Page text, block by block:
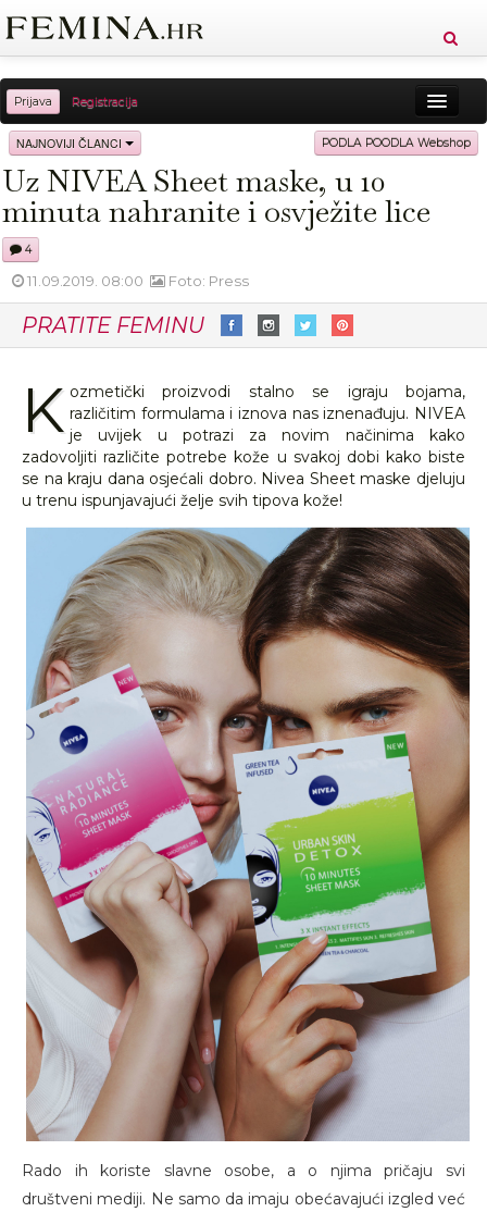
Prijava Registracija
Sreća Zdravlje Vitkost
Moda Ljubav Relax Putovanja Recepti
NAJNOVIJI ČLANCI PODLA POODLA Webshop
Uz NIVEA Sheet maske, u 10
minuta nahranite i osvježite lice
4
11.09.2019. 08:00 Foto: Press
PRATITE FEMINU
K ozmetički proizvodi stalno se igraju bojama,
različitim formulama i iznova nas iznenađuju. NIVEA
je uvijek u potrazi za novim načinima kako
zadovoljiti različite potrebe kože u svakoj dobi kako biste
se na kraju dana osjećali dobro. Nivea Sheet maske djeluju
u trenu ispunjavajući želje svih tipova kože!
Rado ih koriste slavne osobe, a o njima pričaju svi
društveni mediji. Ne samo da imaju obećavajući izgled već